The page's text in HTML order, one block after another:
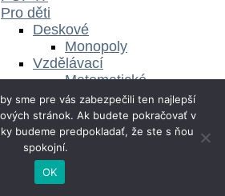
Pro děti
Deskové
Monopoly
Vzdělávací
Matematické
Pro dospělé
Párty hry
Party Alias
Postřehové
Stolní
sme pre vás zabezpečili ten najlepší
stránok. Ak budete pokračovať v
budeme predpokladať, že ste s ňou
spokojní.
OK